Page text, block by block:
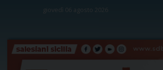
giovedì 06 agosto 2026